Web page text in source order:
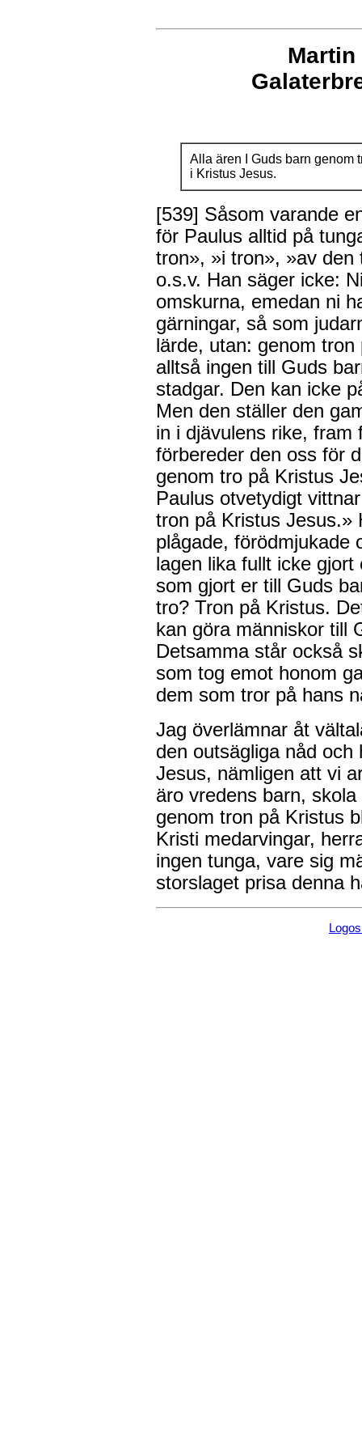
Alla ären I Guds barn genom
i Kristus Jesus.
[539] Såsom varande
för Paulus alltid på
tron», »i tron», »av
o.s.v. Han säger icke:
omskurna, emedan ni
gärningar, så som
lärde, utan: genom
alltså ingen till Guds
stadgar. Den kan icke
Men den ställer den
in i djävulens rike, fram
förbereder den oss för
genom tro på Kristus
Paulus otvetydigt
tron på Kristus Jesus.»
plågade, förödmjukade
lagen lika fullt icke
som gjort er till Guds
tro? Tron på Kristus.
kan göra människor till
Detsamma står också
som tog emot honom
dem som tror på hans
Jag överlämnar åt
den outsägliga nåd
Jesus, nämligen att vi
äro vredens barn,
genom tron på Kristus
Kristi medarvingar,
ingen tunga, vare sig
storslaget prisa denna